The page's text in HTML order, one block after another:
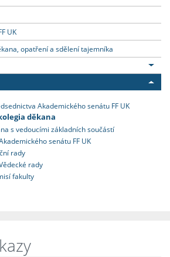
UK
opatření a sdělení tajemníka
Akademického senátu FF UK
děkana
s vedoucími základních součástí
senátu FF UK
rady
rady
fakulty